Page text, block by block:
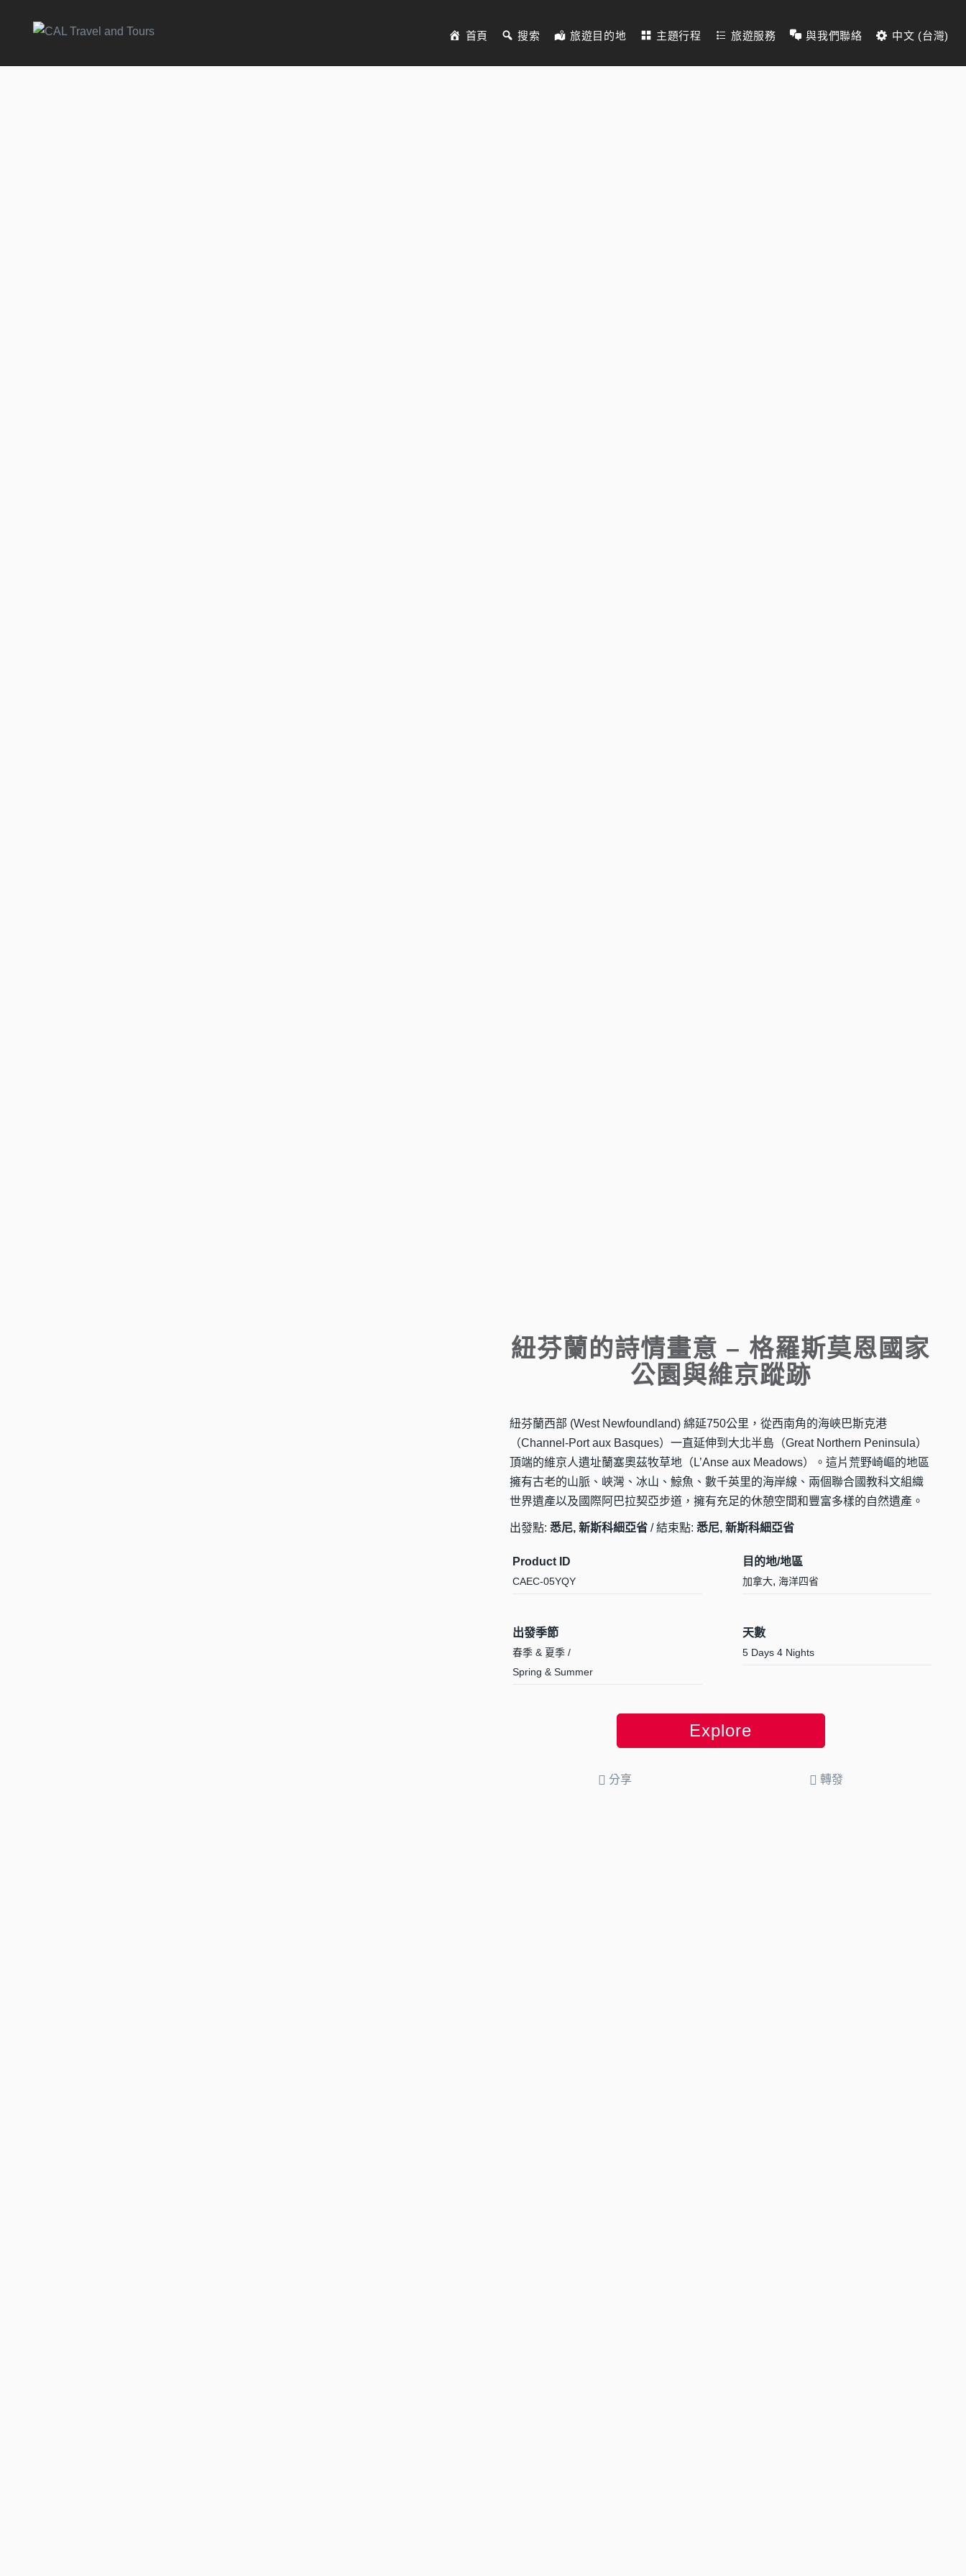
首頁 搜索 旅遊目的地 主題行程 旅遊服務 與我們聯絡 中文 (台灣)
紐芬蘭的詩情畫意 – 格羅斯莫恩國家
公園與維京蹤跡
紐芬蘭西部 (West Newfoundland) 綿延750公里，從西南角的海峽巴斯克港
（Channel-Port aux Basques）一直延伸到大北半島（Great Northern Peninsula）
頂端的維京人遺址蘭塞奧茲牧草地（L’Anse aux Meadows）。這片荒野崎嶇的地區
擁有古老的山脈、峽灣、冰山、鯨魚、數千英里的海岸線、兩個聯合國教科文組織
世界遺產以及國際阿巴拉契亞步道，擁有充足的休憩空間和豐富多樣的自然遺產。
出發點: 悉尼, 新斯科細亞省 / 結束點: 悉尼, 新斯科細亞省
Product ID
CAEC-05YQY
目的地/地區
加拿大, 海洋四省
出發季節
春季 & 夏季 /
Spring & Summer
天數
5 Days 4 Nights
Explore
分享 轉發